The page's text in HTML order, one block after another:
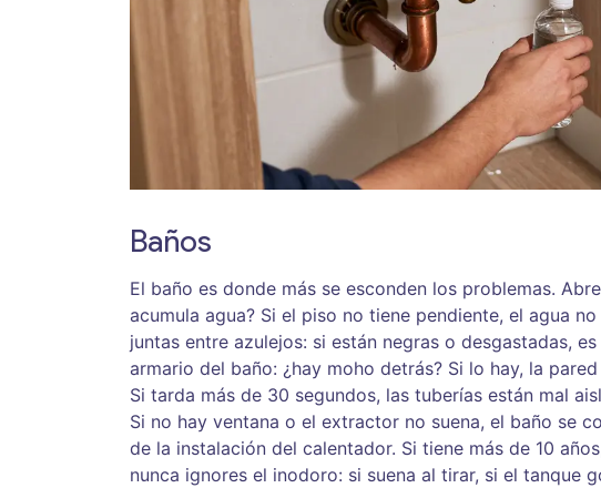
Baños
El baño es donde más se esconden los problemas.
acumula agua? Si el piso no tiene pendiente, el agua
juntas entre azulejos: si están negras o desgastadas,
armario del baño: ¿hay moho detrás? Si lo hay, la
Si tarda más de 30 segundos, las tuberías están mal
Si no hay ventana o el extractor no suena, el baño se
de la instalación del calentador. Si tiene más de 10
nunca ignores el inodoro: si suena al tirar, si el tanque